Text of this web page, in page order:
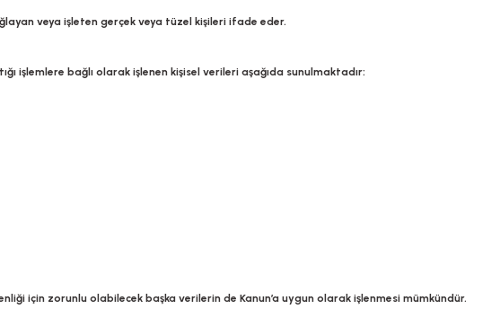
veya işleten gerçek veya tüzel kişileri ifade eder.
işlemlere bağlı olarak işlenen kişisel verileri aşağıda sunulmaktadır:
için zorunlu olabilecek başka verilerin de Kanun’a uygun olarak işlenmesi mümkündür.